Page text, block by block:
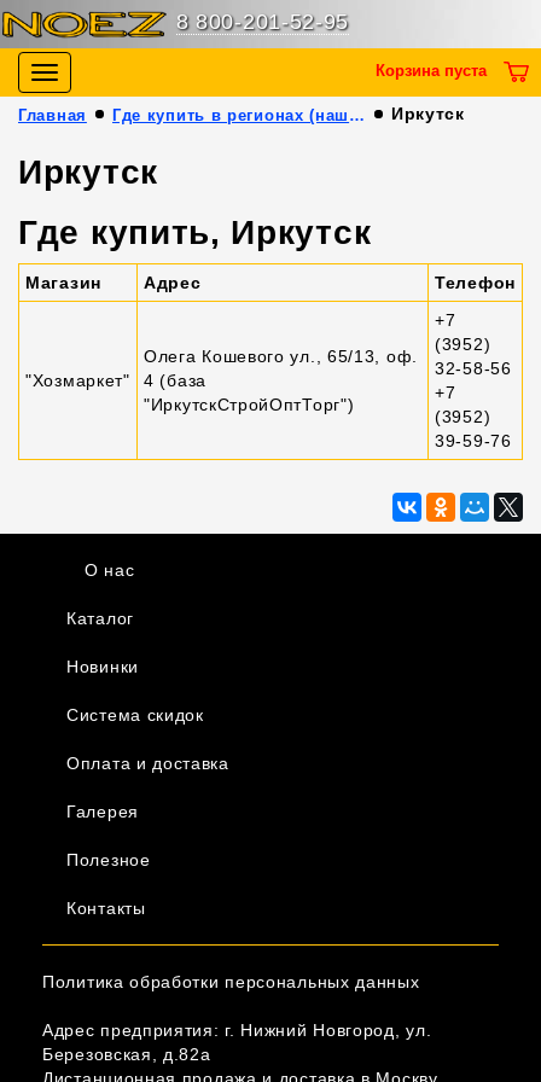
8 800-201-52-95
Toggle
navigation
Корзина пуста
Главная Где купить в регионах (наши партнёры) Иркутск
Иркутск
Где купить, Иркутск
Магазин Адрес Телефон
"Хозмаркет"
Олега Кошевого ул., 65/13, оф.
4 (база
"ИркутскСтройОптТорг")
+7
(3952)
32-58-56
+7
(3952)
39-59-76
О нас
Каталог
Новинки
Система скидок
Оплата и доставка
Галерея
Полезное
Контакты
Политика обработки персональных данных
Адрес предприятия: г. Нижний Новгород, ул.
Березовская, д.82а
Дистанционная продажа и доставка в Москву,